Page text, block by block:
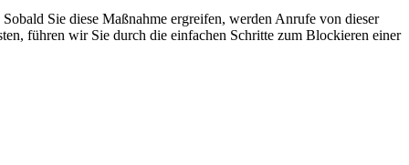
Sie diese Maßnahme ergreifen, werden Anrufe von dieser
führen wir Sie durch die einfachen Schritte zum Blockieren einer